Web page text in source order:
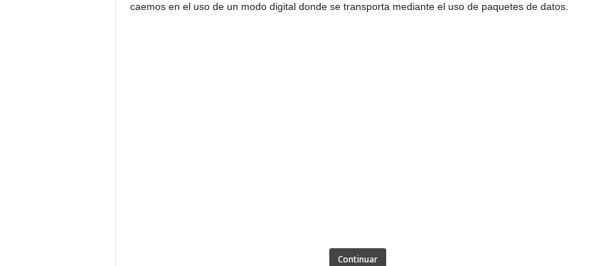
caemos en el uso de un modo digital donde se transporta mediante el uso de paquetes de datos.
Continuar